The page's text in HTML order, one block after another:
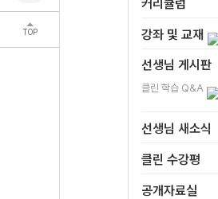
TOP
커리큘럼
강좌 및 교재
선생님 게시판
클린 학습 Q&A
선생님 새소식
클린 수강평
공개자료실